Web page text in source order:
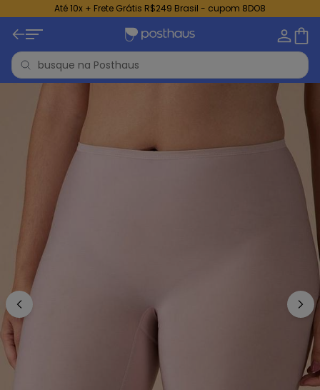
Até 10x + Frete Grátis R$249 Brasil - cupom 8DO8